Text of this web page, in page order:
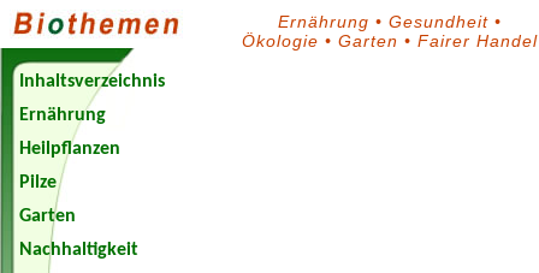
Ernährung • Gesundheit•
Ökologie • Garten • Fairer Handel
Inhaltsverzeichnis
Ernährung
Heilpflanzen
Pilze
Garten
Nachhaltigkeit